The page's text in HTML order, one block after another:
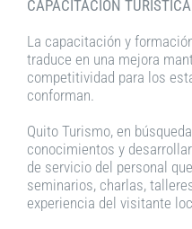
CAPACITACIÓN TURÍSTICA
La capacitación y
traduce en una mejora
competitividad para los
conforman.
Quito Turismo, en
conocimientos y
de servicio del personal
seminarios, charlas,
experiencia del visitante